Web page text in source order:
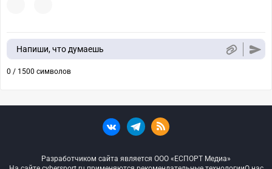
Напиши, что думаешь
0 / 1500 символов
Разработчиком сайта является ООО «ЕСПОРТ Медиа»